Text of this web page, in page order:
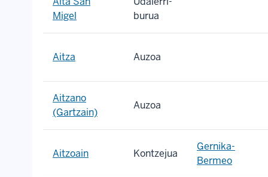
Migel
burua
Aitza Auzoa
Aitzano
(Gartzain)
Auzoa
Aitzoain Kontzejua
Gernika-
Bermeo